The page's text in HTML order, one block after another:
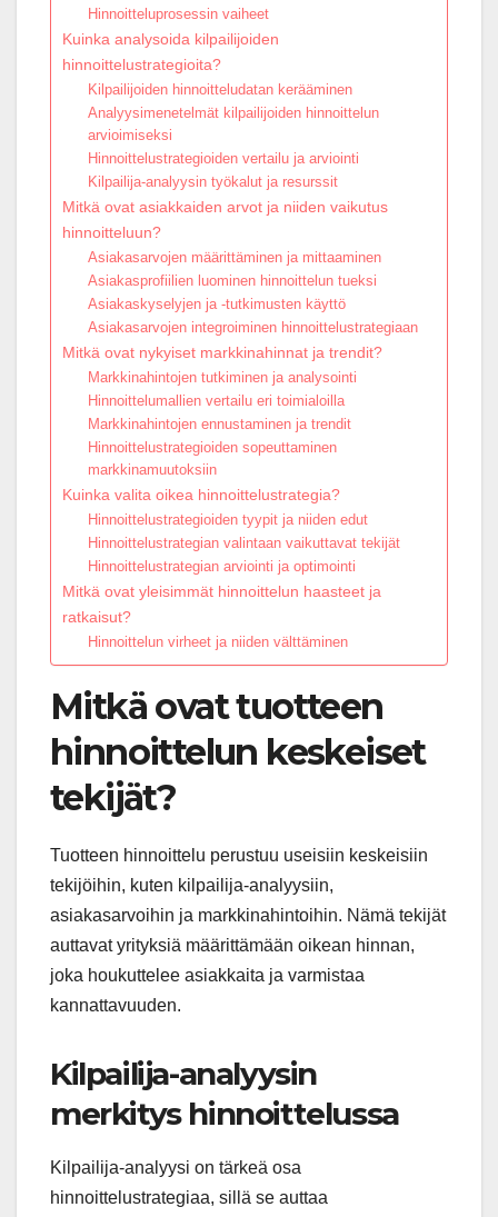
Hinnoitteluprosessin vaiheet
Kuinka analysoida kilpailijoiden
hinnoittelustrategioita?
Kilpailijoiden hinnoitteludatan kerääminen
Analyysimenetelmät kilpailijoiden hinnoittelun
arvioimiseksi
Hinnoittelustrategioiden vertailu ja arviointi
Kilpailija-analyysin työkalut ja resurssit
Mitkä ovat asiakkaiden arvot ja niiden vaikutus
hinnoitteluun?
Asiakasarvojen määrittäminen ja mittaaminen
Asiakasprofiilien luominen hinnoittelun tueksi
Asiakaskyselyjen ja -tutkimusten käyttö
Asiakasarvojen integroiminen hinnoittelustrategiaan
Mitkä ovat nykyiset markkinahinnat ja trendit?
Markkinahintojen tutkiminen ja analysointi
Hinnoittelumallien vertailu eri toimialoilla
Markkinahintojen ennustaminen ja trendit
Hinnoittelustrategioiden sopeuttaminen
markkinamuutoksiin
Kuinka valita oikea hinnoittelustrategia?
Hinnoittelustrategioiden tyypit ja niiden edut
Hinnoittelustrategian valintaan vaikuttavat tekijät
Hinnoittelustrategian arviointi ja optimointi
Mitkä ovat yleisimmät hinnoittelun haasteet ja
ratkaisut?
Hinnoittelun virheet ja niiden välttäminen
Mitkä ovat tuotteen
hinnoittelun keskeiset
tekijät?
Tuotteen hinnoittelu perustuu useisiin keskeisiin
tekijöihin, kuten kilpailija-analyysiin,
asiakasarvoihin ja markkinahintoihin. Nämä tekijät
auttavat yrityksiä määrittämään oikean hinnan,
joka houkuttelee asiakkaita ja varmistaa
kannattavuuden.
Kilpailija-analyysin
merkitys hinnoittelussa
Kilpailija-analyysi on tärkeä osa
hinnoittelustrategiaa, sillä se auttaa